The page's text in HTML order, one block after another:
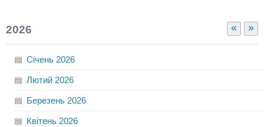
« »
2026
Січень 2026
Лютий 2026
Березень 2026
Квітень 2026